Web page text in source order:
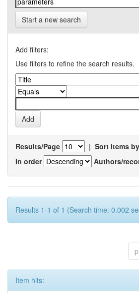
Start a new search
Add filters:
Use filters to refine the search results.
Results/Page | Sort items by
In order
Authors/
Results 1-1 of 1 (Search time: 0.002
Item hits: